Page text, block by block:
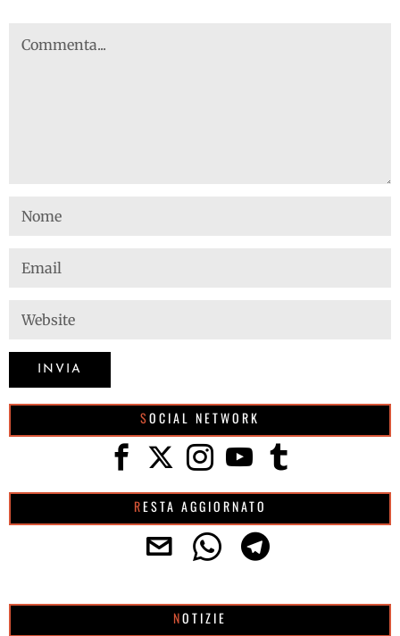
SOCIAL NETWORK
RESTA AGGIORNATO
NOTIZIE